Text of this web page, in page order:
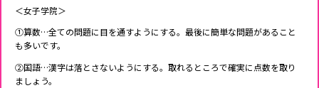
＜女子学院＞
①算数…全ての問題に目を通すようにする。最後に簡単な問題があること
も多いです。
②国語…漢字は落とさないようにする。取れるところで確実に点数を取り
ましょう。